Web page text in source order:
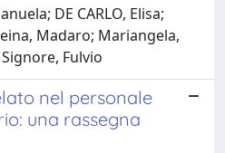
DE CARLO, Elisa;
Madaro; Mariangela,
Fulvio
nel personale
una rassegna